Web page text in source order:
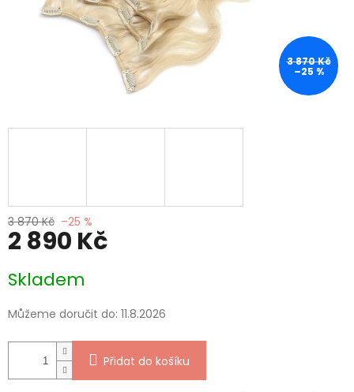
3 870 Kč
–25 %
3 870 Kč –25 %
2 890 Kč
cena:
Skladem
Můžeme doručit do: 11.8.2026
Přidat do košíku